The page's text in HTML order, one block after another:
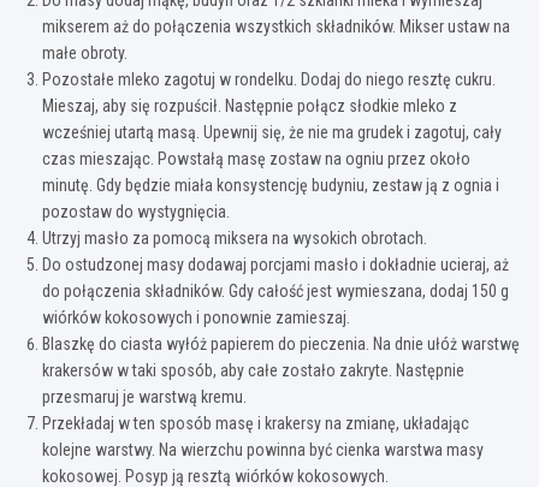
mikserem aż do połączenia wszystkich składników. Mikser ustaw na
małe obroty.
Pozostałe mleko zagotuj w rondelku. Dodaj do niego resztę cukru.
Mieszaj, aby się rozpuścił. Następnie połącz słodkie mleko z
wcześniej utartą masą. Upewnij się, że nie ma grudek i zagotuj, cały
czas mieszając. Powstałą masę zostaw na ogniu przez około
minutę. Gdy będzie miała konsystencję budyniu, zestaw ją z ognia i
pozostaw do wystygnięcia.
Utrzyj masło za pomocą miksera na wysokich obrotach.
Do ostudzonej masy dodawaj porcjami masło i dokładnie ucieraj, aż
do połączenia składników. Gdy całość jest wymieszana, dodaj 150 g
wiórków kokosowych i ponownie zamieszaj.
Blaszkę do ciasta wyłóż papierem do pieczenia. Na dnie ułóż warstwę
krakersów w taki sposób, aby całe zostało zakryte. Następnie
przesmaruj je warstwą kremu.
Przekładaj w ten sposób masę i krakersy na zmianę, układając
kolejne warstwy. Na wierzchu powinna być cienka warstwa masy
kokosowej. Posyp ją resztą wiórków kokosowych.